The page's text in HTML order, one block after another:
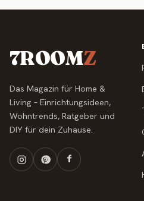
7ROOMZ
Das Magazin für Home &
Living – Einrichtungsideen,
Wohntrends, Ratgeber und
DIY für dein Zuhause.